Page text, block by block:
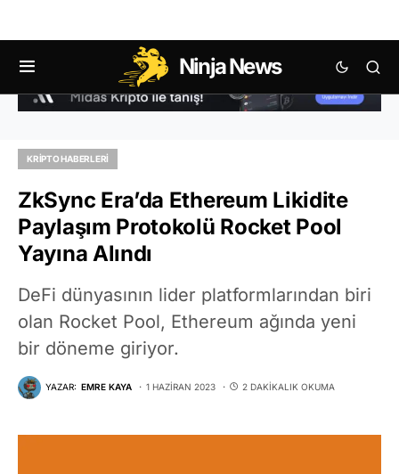
Ninja News
KRIPTO HABERLERI
ZkSync Era’da Ethereum Likidite
Paylaşım Protokolü Rocket Pool
Yayına Alındı
DeFi dünyasının lider platformlarından biri
olan Rocket Pool, Ethereum ağında yeni
bir döneme giriyor.
YAZAR: EMRE KAYA 1 HAZIRAN 2023 2 DAKIKALIK OKUMA